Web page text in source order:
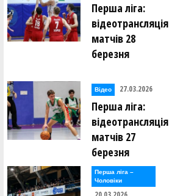
Перша ліга:
відеотрансляція
матчів 28
березня
Відео 27.03.2026
Перша ліга:
відеотрансляція
матчів 27
березня
Перша лiга –
Чоловiки